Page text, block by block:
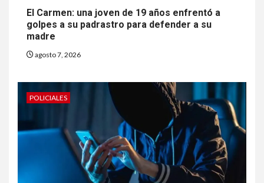
El Carmen: una joven de 19 años enfrentó a
golpes a su padrastro para defender a su
madre
agosto 7, 2026
POLICIALES